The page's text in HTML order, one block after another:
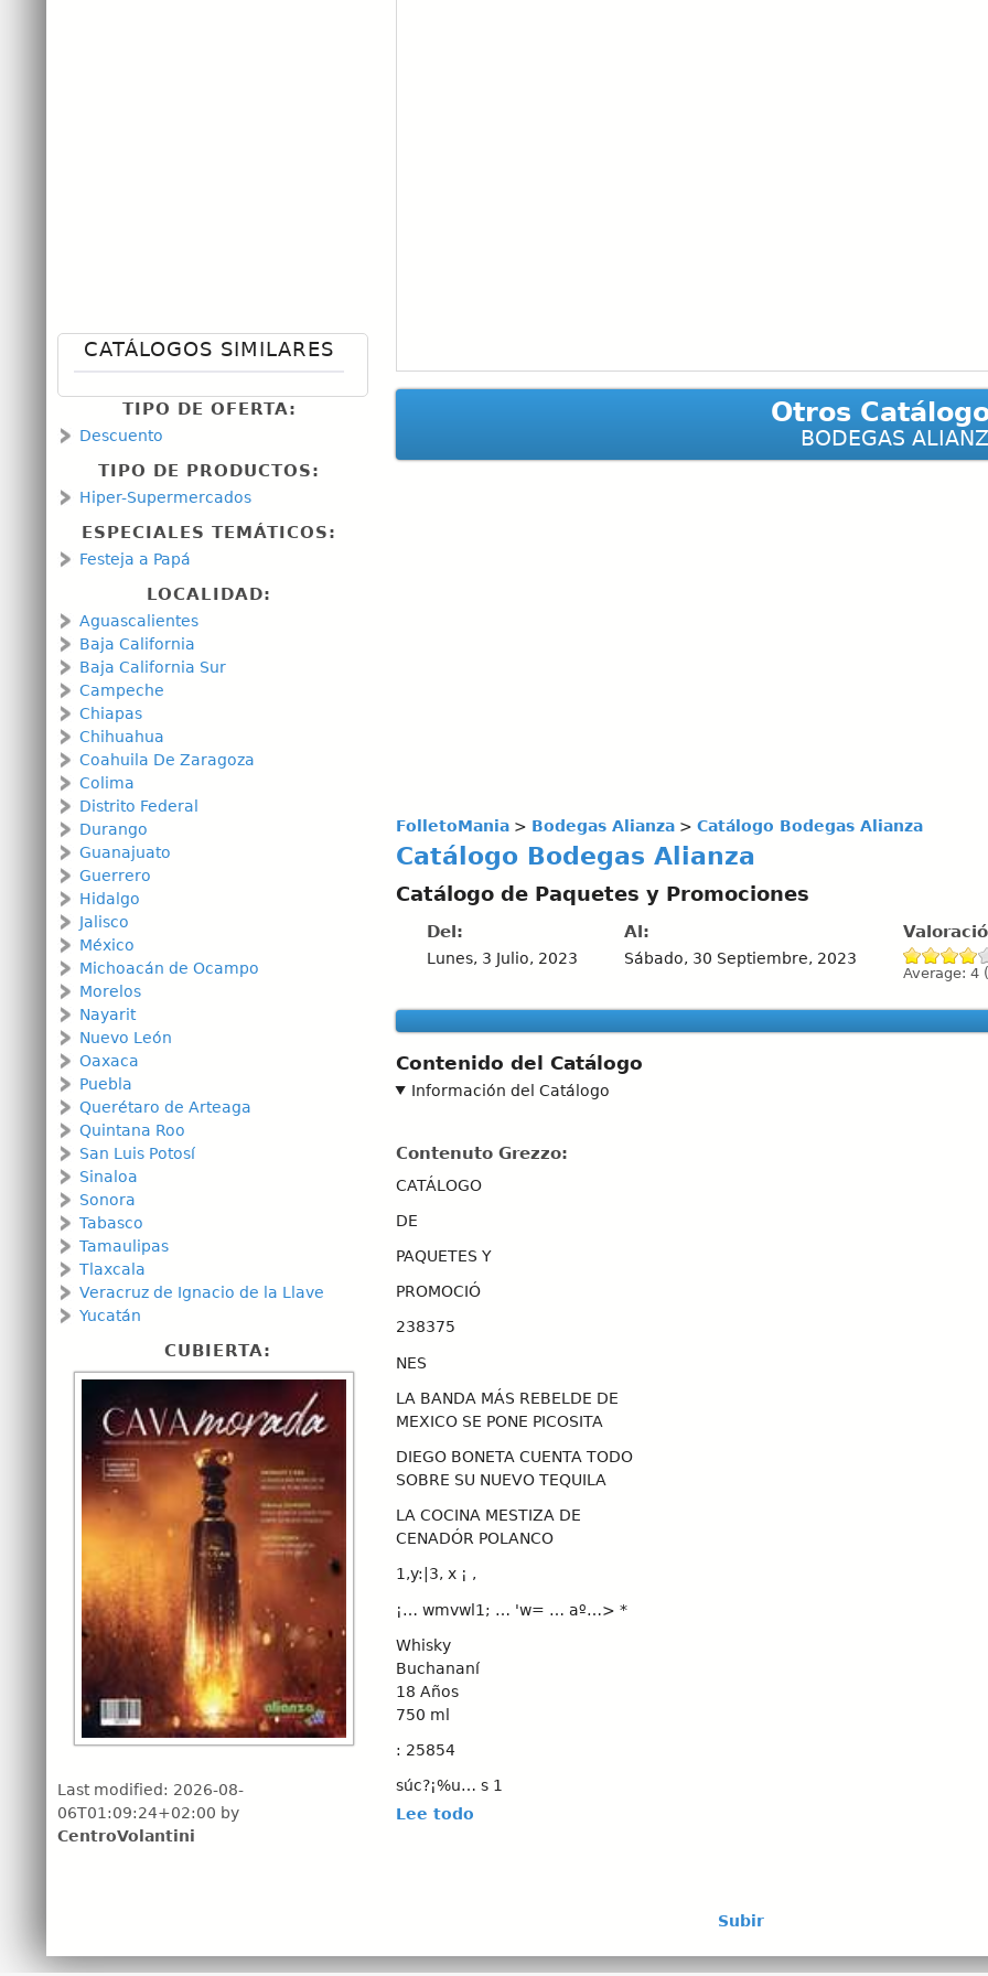
Otros
BODEGAS
FolletoMania> Bodegas Alianza> Catálogo Bodegas Alianza
Catálogo Bodegas Alianza
Catálogo de Paquetes y Promociones
Del:
Lunes, 3 Julio, 2023
Al:
Sábado, 30 Septiembre, 2023
Average: 4 (
Contenido del Catálogo
Información del Catálogo
Contenuto Grezzo:
CATÁLOGO
DE
PAQUETES Y
PROMOCIÓ
238375
NES
LA BANDA MÁS REBELDE DE
MEXICO SE PONE PICOSITA
DIEGO BONETA CUENTA TODO
SOBRE SU NUEVO TEQUILA
LA COCINA MESTIZA DE
CENADÓR POLANCO
1,y:|3, x ¡ ,
¡… wmvwl1; … 'w= … aº…> *
Whisky
Buchananí
18 Años
750 ml
: 25854
súc?¡%u… s 1
EVITA EL EXCESO PROHIBIDA su VENTAA PERSONAS MENORES DE 18 ANOS
Lee todo
CATÁLOGOS SIMILARES
TIPO DE OFERTA:
Descuento
TIPO DE PRODUCTOS:
Hiper-Supermercados
ESPECIALES TEMÁTICOS:
Festeja a Papá
LOCALIDAD:
Aguascalientes
Baja California
Baja California Sur
Campeche
Chiapas
Chihuahua
Coahuila De Zaragoza
Colima
Distrito Federal
Durango
Guanajuato
Guerrero
Hidalgo
Jalisco
México
Michoacán de Ocampo
Morelos
Nayarit
Nuevo León
Oaxaca
Puebla
Querétaro de Arteaga
Quintana Roo
San Luis Potosí
Sinaloa
Sonora
Tabasco
Tamaulipas
Tlaxcala
Veracruz de Ignacio de la Llave
Yucatán
CUBIERTA:
Last modified: 2026-08-
06T01:09:24+02:00 by
CentroVolantini
Subir